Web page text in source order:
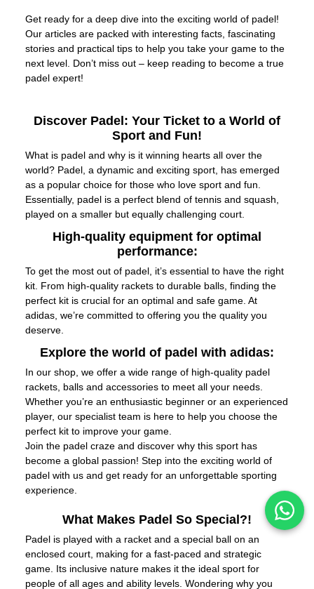
Get ready for a deep dive into the exciting world of padel!
Our articles are packed with interesting facts, fascinating
stories and practical tips to help you take your game to the
next level. Don’t miss out – keep reading to become a true
padel expert!
Discover Padel: Your Ticket to a World of
Sport and Fun!
What is padel and why is it winning hearts all over the
world? Padel, a dynamic and exciting sport, has emerged
as a popular choice for those who love sport and fun.
Essentially, padel is a perfect blend of tennis and squash,
played on a smaller but equally challenging court.
High-quality equipment for optimal
performance:
To get the most out of padel, it’s essential to have the right
kit. From high-quality rackets to durable balls, finding the
perfect kit is crucial for an optimal and safe game. At
adidas, we’re committed to offering you the quality you
deserve.
Explore the world of padel with adidas:
In our shop, we offer a wide range of high-quality padel
rackets, balls and accessories to meet all your needs.
Whether you’re an enthusiastic beginner or an experienced
player, our specialist team is here to help you choose the
perfect kit to improve your game.
Join the padel craze and discover why this sport has
become a global passion! Step into the exciting world of
padel with us and get ready for an unforgettable sporting
experience.
What Makes Padel So Special?!
Padel is played with a racket and a special ball on an
enclosed court, making for a fast-paced and strategic
game. Its inclusive nature makes it the ideal sport for
people of all ages and ability levels. Wondering why you